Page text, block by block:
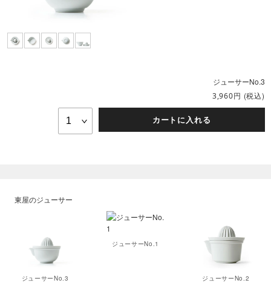
ジューサーNo.3
3,960円 (税込)
カートに入れる
東屋のジューサー
ジューサーNo.3
ジューサーNo.1
ジューサーNo.2